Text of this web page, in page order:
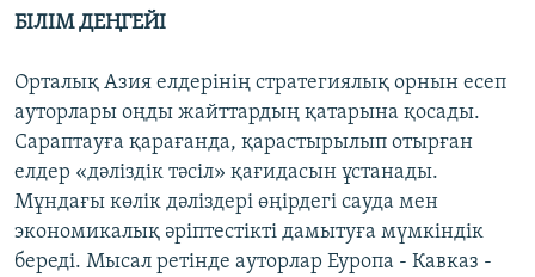
БІЛІМ ДЕҢГЕЙІ
Орталық Азия елдерінің стратегиялық орнын есеп
ауторлары оңды жайттардың қатарына қосады.
Сараптауға қарағанда, қарастырылып отырған
елдер «дәліздік тәсіл» қағидасын ұстанады.
Мұндағы көлік дәліздері өңірдегі сауда мен
экономикалық әріптестікті дамытуға мүмкіндік
береді. Мысал ретінде ауторлар Еуропа - Кавказ -